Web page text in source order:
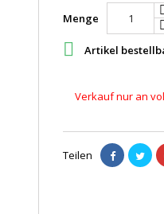
Menge
 Artikel
Verkauf nur an
Teilen